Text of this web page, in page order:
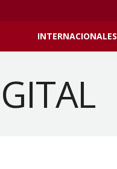
INTERNACIONALES